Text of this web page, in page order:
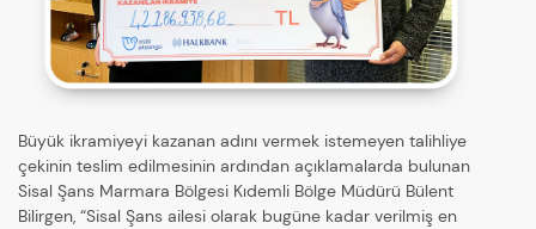
Büyük ikramiyeyi kazanan adını vermek istemeyen talihliye
çekinin teslim edilmesinin ardından açıklamalarda bulunan
Sisal Şans Marmara Bölgesi Kıdemli Bölge Müdürü Bülent
Bilirgen, “Sisal Şans ailesi olarak bugüne kadar verilmiş en